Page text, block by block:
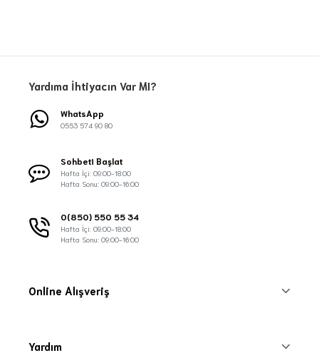
Yardıma İhtiyacın Var MI?
WhatsApp
0553 574 90 80
Sohbeti Başlat
Hafta İçi: 09:00-18:00
Hafta Sonu: 09:00-16:00
0(850) 550 55 34
Hafta İçi: 09:00-18:00
Hafta Sonu: 09:00-16:00
Online Alışveriş
Yardım